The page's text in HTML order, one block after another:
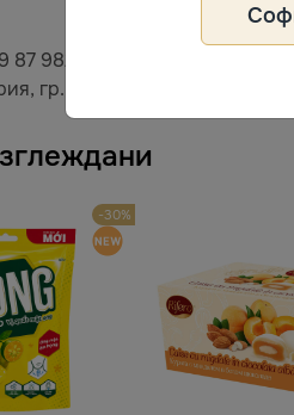
87 982 4252
гр. Варна, бул. "Княз Борис
-30%